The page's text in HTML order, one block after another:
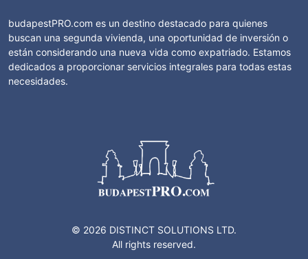
budapestPRO.com es un destino destacado para quienes
buscan una segunda vivienda, una oportunidad de inversión o
están considerando una nueva vida como expatriado. Estamos
dedicados a proporcionar servicios integrales para todas estas
necesidades.
© 2026 DISTINCT SOLUTIONS LTD.
All rights reserved.